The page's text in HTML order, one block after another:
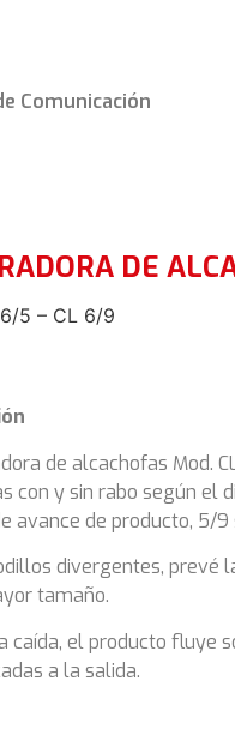
Comunicación
DE
5 – CL 6/9
de alcachofas Mod.
con y sin rabo según el
avance de producto, 5/
divergentes, prevé
tamaño.
caída, el producto fluye
a la salida.